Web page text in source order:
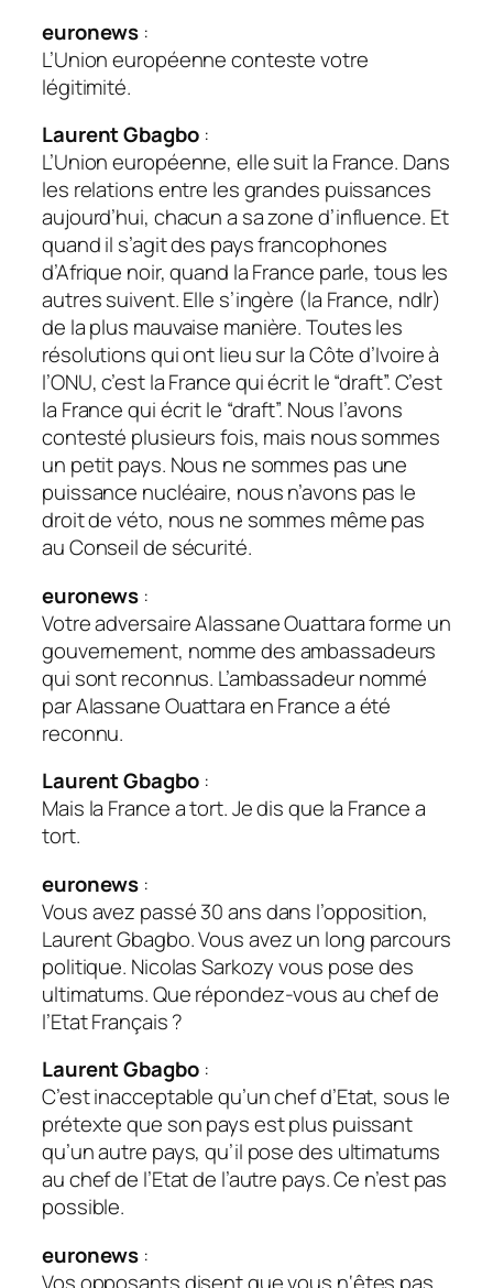
euronews :
L’Union européenne conteste votre
légitimité.
Laurent Gbagbo:
L’Union européenne, elle suit la France. Dans
les relations entre les grandes puissances
aujourd’hui, chacun a sa zone d’influence. Et
quand il s’agit des pays francophones
d’Afrique noir, quand la France parle, tous les
autres suivent. Elle s’ingère (la France, ndlr)
de la plus mauvaise manière. Toutes les
résolutions qui ont lieu sur la Côte d’Ivoire à
l’ONU, c’est la France qui écrit le “draft”. C’est
la France qui écrit le “draft”. Nous l’avons
contesté plusieurs fois, mais nous sommes
un petit pays. Nous ne sommes pas une
puissance nucléaire, nous n’avons pas le
droit de véto, nous ne sommes même pas
au Conseil de sécurité.
euronews :
Votre adversaire Alassane Ouattara forme un
gouvernement, nomme des ambassadeurs
qui sont reconnus. L’ambassadeur nommé
par Alassane Ouattara en France a été
reconnu.
Laurent Gbagbo:
Mais la France a tort. Je dis que la France a
tort.
euronews :
Vous avez passé 30 ans dans l’opposition,
Laurent Gbagbo. Vous avez un long parcours
politique. Nicolas Sarkozy vous pose des
ultimatums. Que répondez-vous au chef de
l’Etat Français ?
Laurent Gbagbo:
C’est inacceptable qu’un chef d’Etat, sous le
prétexte que son pays est plus puissant
qu’un autre pays, qu’il pose des ultimatums
au chef de l’Etat de l’autre pays. Ce n’est pas
possible.
euronews :
Vos opposants disent que vous n‘êtes pas